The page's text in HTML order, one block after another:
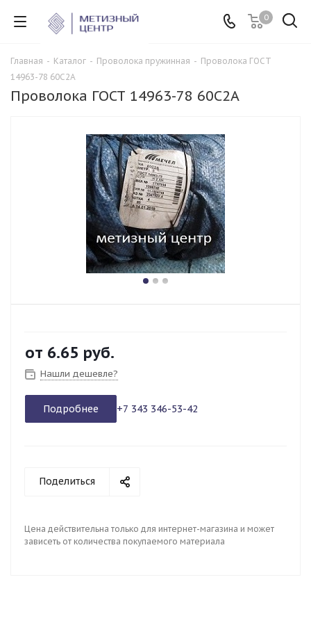
0
Главная - Каталог - Проволока пружинная - Проволока ГОСТ
14963-78 60С2А
Проволока ГОСТ 14963-78 60С2А
от 6.65 руб.
Нашли дешевле?
Подробнее +7 343 346-53-42
Поделиться
Цена действительна только для интернет-магазина и может
зависеть от количества покупаемого материала